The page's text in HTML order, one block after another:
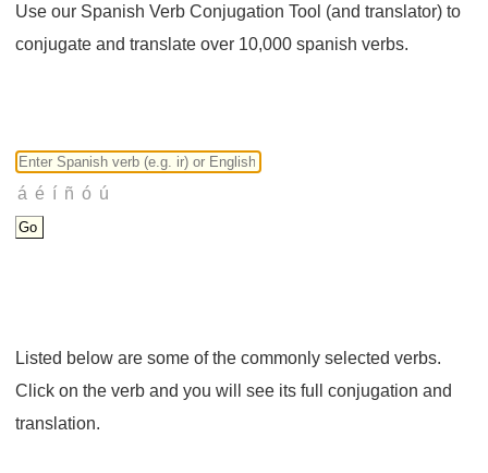
Use our Spanish Verb Conjugation Tool (and translator) to
conjugate and translate over 10,000 spanish verbs.
Listed below are some of the commonly selected verbs.
Click on the verb and you will see its full conjugation and
translation.